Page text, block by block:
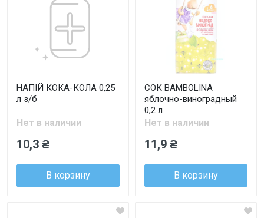
НАПІЙ КОКА-КОЛА 0,25
л з/б
Нет в наличии
10,3 ₴
В корзину
СОК BAMBOLINA
яблочно-виноградный
0,2 л
Нет в наличии
11,9 ₴
В корзину